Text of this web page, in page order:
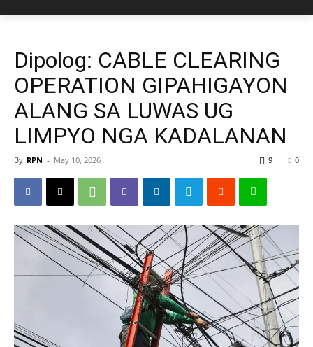
Dipolog: CABLE CLEARING
OPERATION GIPAHIGAYON
ALANG SA LUWAS UG
LIMPYO NGA KADALANAN
By RPN - May 10, 2026 0
9